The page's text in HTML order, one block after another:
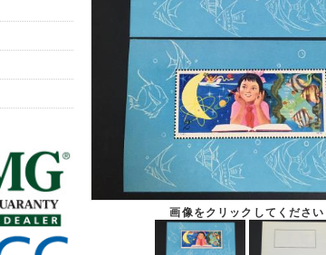
画像をクリックしてください